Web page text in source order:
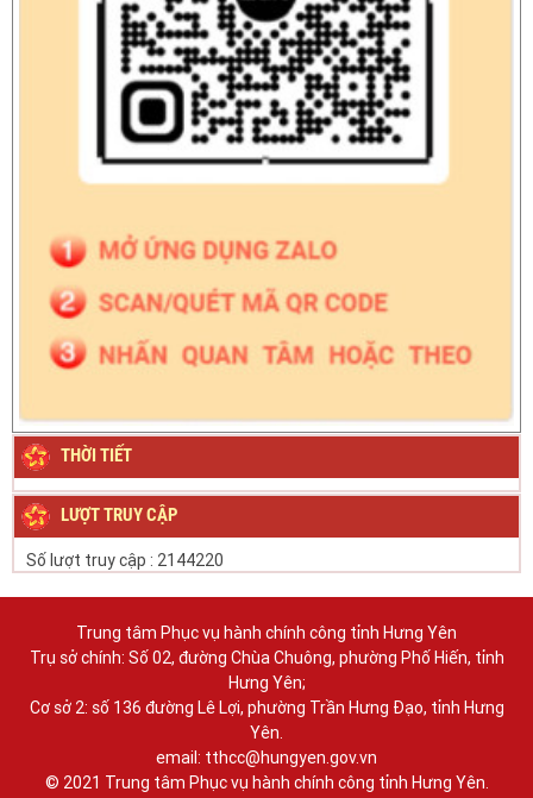
THỜI TIẾT
LƯỢT TRUY CẬP
Số lượt truy cập : 2144220
Trung tâm Phục vụ hành chính công tỉnh Hưng Yên
Trụ sở chính: Số 02, đường Chùa Chuông, phường Phố Hiến, tỉnh
Hưng Yên;
Cơ sở 2: số 136 đường Lê Lợi, phường Trần Hưng Đạo, tỉnh Hưng
Yên.
email: tthcc@hungyen.gov.vn
© 2021 Trung tâm Phục vụ hành chính công tỉnh Hưng Yên.